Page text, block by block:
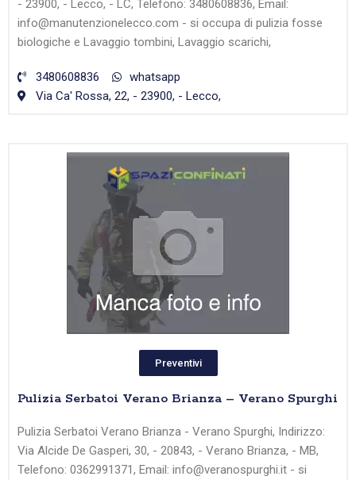
- 23900, - Lecco, - LC, Telefono: 3480608836, Email:
info@manutenzionelecco.com - si occupa di pulizia fosse
biologiche e Lavaggio tombini, Lavaggio scarichi,
3480608836
whatsapp
Via Ca' Rossa, 22, - 23900, - Lecco,
Preventivi
Pulizia Serbatoi Verano Brianza – Verano Spurghi
Pulizia Serbatoi Verano Brianza - Verano Spurghi, Indirizzo:
Via Alcide De Gasperi, 30, - 20843, - Verano Brianza, - MB,
Telefono: 0362991371, Email: info@veranospurghi.it - si